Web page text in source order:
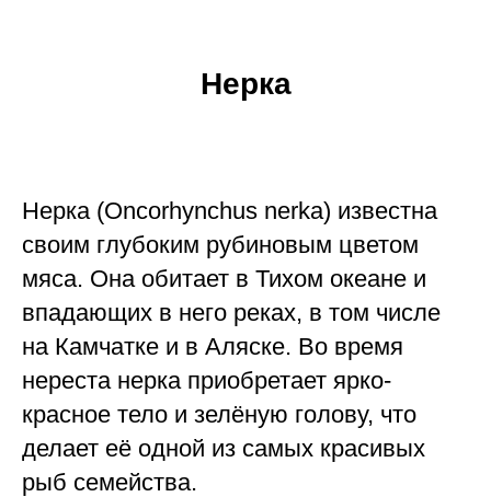
Нерка
Нерка (Oncorhynchus nerka) известна
своим глубоким рубиновым цветом
мяса. Она обитает в Тихом океане и
впадающих в него реках, в том числе
на Камчатке и в Аляске. Во время
нереста нерка приобретает ярко-
красное тело и зелёную голову, что
делает её одной из самых красивых
рыб семейства.